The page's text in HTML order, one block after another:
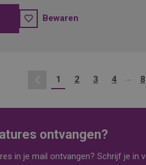
Bewaren
Vorige
1 2 3 4 ... 8
ontvangen?
in je mail ontvangen? Schrijf je in